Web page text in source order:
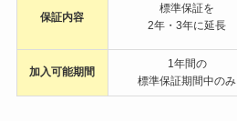
保証内容
標準保証を
2年・3年に延長
加入可能期間
1年間の
標準保証期間中のみ